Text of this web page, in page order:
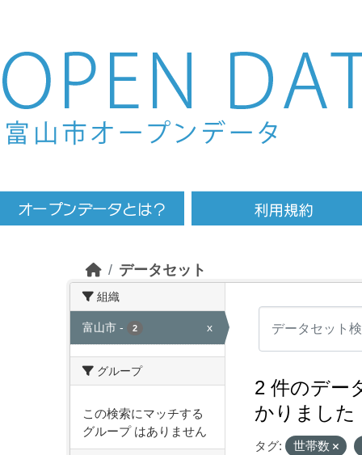
Skip to main content
データセット
組織
富山市 - 2 x
グループ
この検索にマッチする
グループ はありません
2 件のデー
かりました
タグ: 世帯数